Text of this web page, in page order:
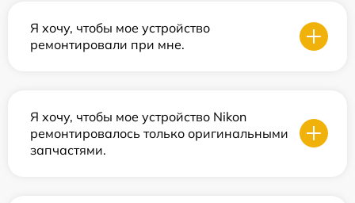
Я хочу, чтобы мое устройство
ремонтировали при мне.
Я хочу, чтобы мое устройство Nikon
ремонтировалось только оригинальными
запчастями.